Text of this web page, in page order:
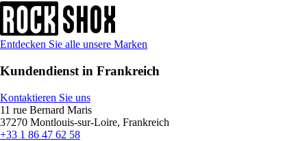
Entdecken Sie alle unsere Marken
Kundendienst in Frankreich
Kontaktieren Sie uns
11 rue Bernard Maris
37270 Montlouis-sur-Loire, Frankreich
+33 1 86 47 62 58